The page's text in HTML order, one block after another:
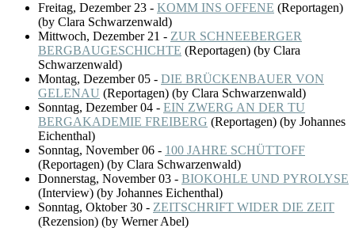
Freitag, Dezember 23 - KOMM INS OFFENE (Reportagen)
(by Clara Schwarzenwald)
Mittwoch, Dezember 21 - ZUR SCHNEEBERGER
BERGBAUGESCHICHTE (Reportagen) (by Clara
Schwarzenwald)
Montag, Dezember 05 - DIE BRÜCKENBAUER VON
GELENAU (Reportagen) (by Clara Schwarzenwald)
Sonntag, Dezember 04 - EIN ZWERG AN DER TU
BERGAKADEMIE FREIBERG (Reportagen) (by Johannes
Eichenthal)
Sonntag, November 06 - 100 JAHRE SCHÜTTOFF
(Reportagen) (by Clara Schwarzenwald)
Donnerstag, November 03 - BIOKOHLE UND PYROLYSE
(Interview) (by Johannes Eichenthal)
Sonntag, Oktober 30 - ZEITSCHRIFT WIDER DIE ZEIT
(Rezension) (by Werner Abel)